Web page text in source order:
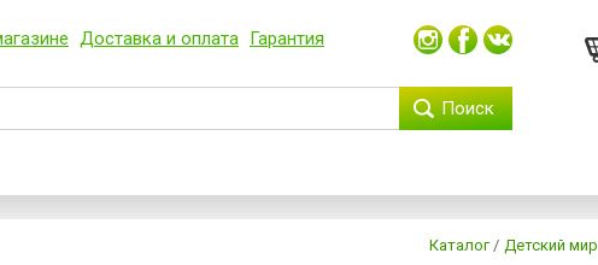
Доставка и оплата Гарантия
Поиск
Каталог / Детский мир